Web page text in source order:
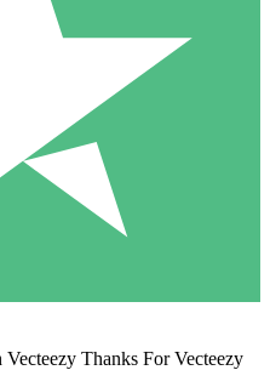
Thanks For Vecteezy